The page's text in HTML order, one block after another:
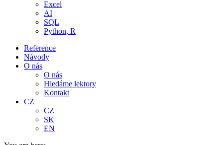
Excel
AI
SQL
Python, R
Reference
Návody
O nás
O nás
Hledáme lektory
Kontakt
CZ
CZ
SK
EN